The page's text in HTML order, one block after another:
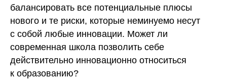
балансировать все потенциальные плюсы
нового и те риски, которые неминуемо несут
с собой любые инновации. Может ли
современная школа позволить себе
действительно инновационно относиться
к образованию?